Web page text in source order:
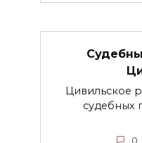
Цивильское
судебных
0